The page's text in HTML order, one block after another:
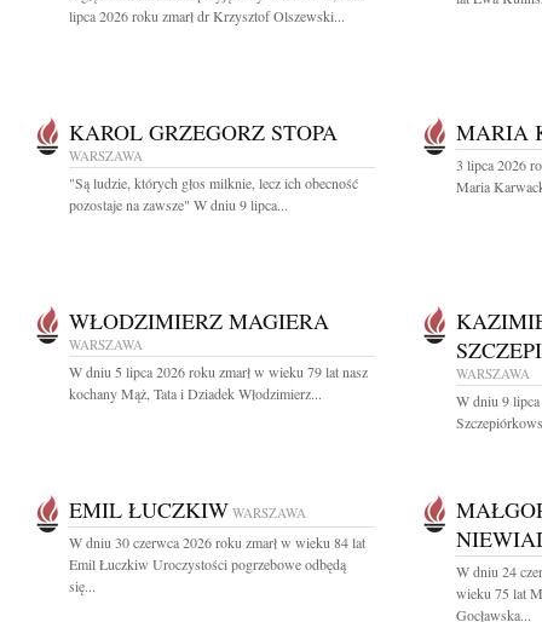
lipca 2026 roku zmarł dr Krzysztof Olszewski...
KAROL GRZEGORZ STOPA
WARSZAWA
"Są ludzie, których głos milknie, lecz ich obecność
pozostaje na zawsze" W dniu 9 lipca...
MARIA
3 lipca 2026
Maria
WŁODZIMIERZ MAGIERA
WARSZAWA
W dniu 5 lipca 2026 roku zmarł w wieku 79 lat nasz
kochany Mąż, Tata i Dziadek Włodzimierz...
WARSZAWA
W dniu 9
EMIL ŁUCZKIW WARSZAWA
W dniu 30 czerwca 2026 roku zmarł w wieku 84 lat
Emil Łuczkiw Uroczystości pogrzebowe odbędą
się...
W dniu 24
wieku 75 lat
Gocławska...